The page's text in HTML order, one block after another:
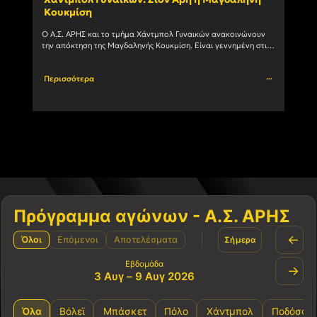
Κουκμίση
Ο Α.Σ. ΑΡΗΣ και το τμήμα Χάντμπολ Γυναικών ανακοινώνουν
την απόκτηση της Μαγδαληνής Κουκμίση. Είναι γεννημένη στις
Περισσότερα
Πρόγραμμα αγώνων - Α.Σ. ΑΡΗΣ
Όλοι Επόμενοι Αποτελέσματα Σήμερα ←
Εβδομάδα
3 Αυγ – 9 Αυγ 2026 →
Όλα Βόλεϊ Μπάσκετ Πόλο Χάντμπολ